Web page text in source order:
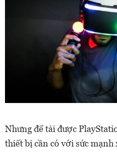
Nhưng để tải được
thiết bị cần có với sức